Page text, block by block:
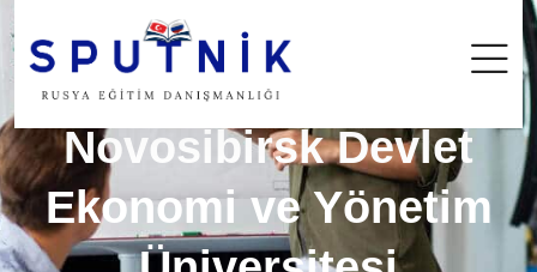
Novosibirsk Devlet
Ekonomi ve Yönetim